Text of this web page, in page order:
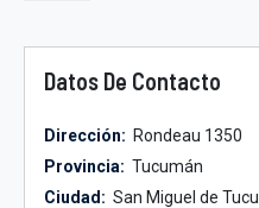
Datos De Contacto
Dirección: Rondeau 1350
Provincia: Tucumán
Ciudad: San Miguel de